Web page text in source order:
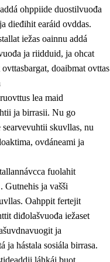
ohppiide duostilvuođa
dieđihit earáid ovddas.
iežas oainnu addá
ja riidduid, ja ohcat
doaibmat ovttas
lea maid
ja birrasii. Nu go
skuvllas, nu
ovdáneami ja
fuolahit
Gutnehis ja vašši
Oahppit fertejit
diđolašvuođa iežaset
ja
ja hástala sosiála birrasa.